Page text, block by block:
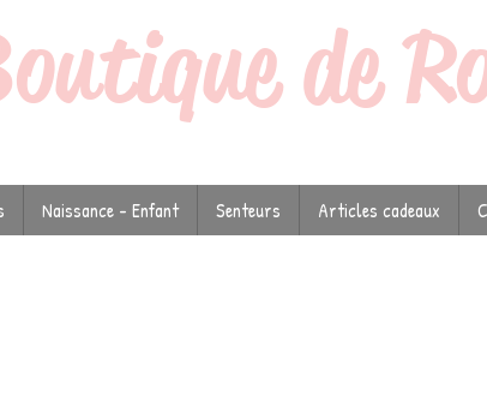
de
Naissance - Enfant Senteurs Articles cadeaux